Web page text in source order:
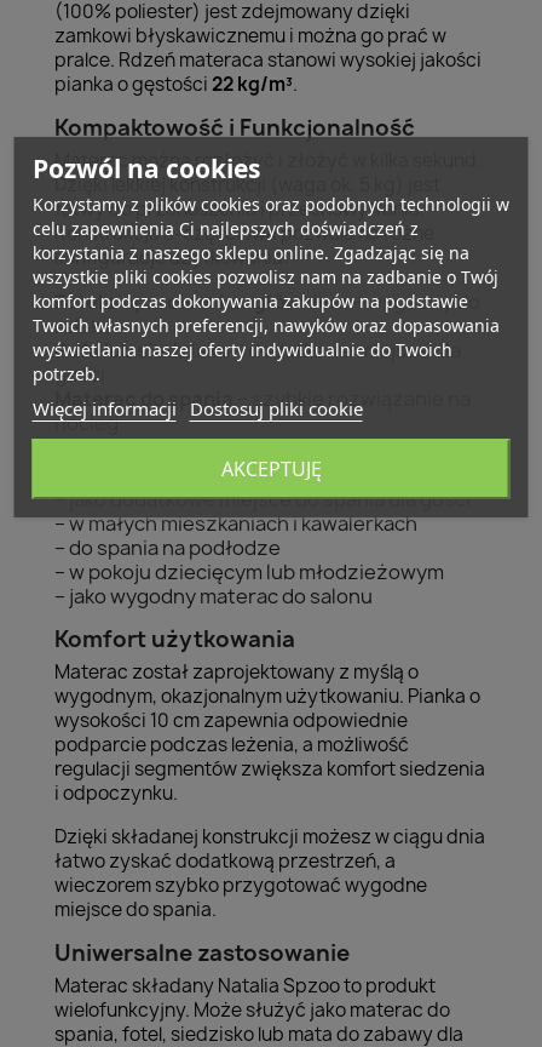
(100% poliester) jest zdejmowany dzięki
zamkowi błyskawicznemu i można go prać w
pralce. Rdzeń materaca stanowi wysokiej jakości
pianka o gęstości 22 kg/m³.
Kompaktowość i Funkcjonalność
Materac można rozłożyć i złożyć w kilka sekund.
Dzięki lekkiej konstrukcji (waga ok. 5 kg) jest
łatwy do przenoszenia i przechowywania.
Konstrukcja 5-częściowa pozwala na różne
konfiguracje użytkowania:
Fotel z oparciem i zagłówkiem– wygodny do
relaksu
Pufa lub siedzisko– dodatkowe miejsce dla
gości
Materac do spania
– szybkie rozwiązanie na
nocleg
Gdzie sprawdzi się ten materac?
– jako dodatkowe miejsce do spania dla gości
– w małych mieszkaniach i kawalerkach
– do spania na podłodze
– w pokoju dziecięcym lub młodzieżowym
– jako wygodny materac do salonu
Komfort użytkowania
Materac został zaprojektowany z myślą o
wygodnym, okazjonalnym użytkowaniu. Pianka o
wysokości 10 cm zapewnia odpowiednie
podparcie podczas leżenia, a możliwość
regulacji segmentów zwiększa komfort siedzenia
i odpoczynku.
Dzięki składanej konstrukcji możesz w ciągu dnia
łatwo zyskać dodatkową przestrzeń, a
wieczorem szybko przygotować wygodne
miejsce do spania.
Uniwersalne zastosowanie
Materac składany Natalia Spzoo to produkt
wielofunkcyjny. Może służyć jako materac do
spania, fotel, siedzisko lub mata do zabawy dla
Pozwól na cookies
Korzystamy z plików cookies oraz podobnych technologii w
celu zapewnienia Ci najlepszych doświadczeń z
korzystania z naszego sklepu online. Zgadzając się na
wszystkie pliki cookies pozwolisz nam na zadbanie o Twój
komfort podczas dokonywania zakupów na podstawie
Twoich własnych preferencji, nawyków oraz dopasowania
wyświetlania naszej oferty indywidualnie do Twoich
potrzeb.
Więcej informacji Dostosuj pliki cookie
AKCEPTUJĘ